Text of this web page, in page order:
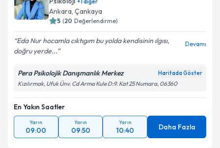
Ankara, Çankaya
5 (20 Değerlendirme)
Eda Nur hocamla cıktıgım bu yolda kendisinin ılgısı,
doğru yerde...
Devamı
Pera Psikolojik Danışmanlık Merkez Haritada Göster
Kızılırmak, Ufuk Ünv. Cd Arma Kule D:9. Kat 25 Numara, 06360
En Yakın Saatler
Yarın
09:00
Yarın
09:50
Yarın
10:40 Daha Fazla